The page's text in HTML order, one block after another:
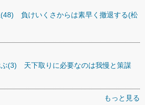
負けいくさからは素早く撤退する(松
(3) 天下取りに必要なのは我慢と策謀
もっと見る